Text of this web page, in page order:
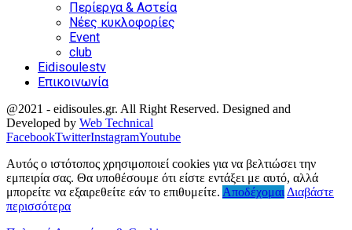
Περίεργα & Αστεία
Νέες κυκλοφορίες
Event
club
Eidisoulestv
Επικοινωνία
@2021 - eidisoules.gr. All Right Reserved. Designed and
Developed by Web Technical
FacebookTwitterInstagramYoutube
Αυτός ο ιστότοπος χρησιμοποιεί cookies για να βελτιώσει την
εμπειρία σας. Θα υποθέσουμε ότι είστε εντάξει με αυτό, αλλά
μπορείτε να εξαιρεθείτε εάν το επιθυμείτε. Αποδέχομαι Διαβάστε
περισσότερα